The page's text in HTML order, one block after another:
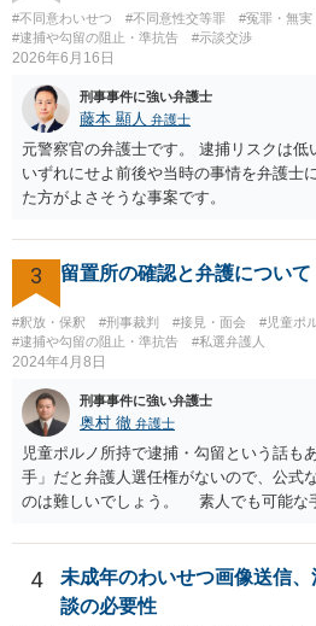
は条文だけ見ると重い罪なので。 ただ鑑
ないと思いますし、相談者の方の素行が
ば、不処分で終わりになる可能性が高い
送は暴力団関係者でもないとまずないと
配というなら、弁護士に依頼して自首す
ません。反省していることが捜査機関や
#不同意わいせつ #不同意性交等罪 #冤罪・無実
#逮捕や勾留の阻止・準抗告
#示談交渉
2026年6月16日
刑事事件に強い弁護士
藤本 顯人 弁護士
元警察官の弁護士です。 逮捕リスクは低
いずれにせよ前後や当時の事情を弁護士
た方がよさそうな事案です。
3 留置所の確認と弁護について
#釈放・保釈 #刑事裁判 #接見・面会
#児童ポ
#逮捕や勾留の阻止・準抗告
#私選弁護人
2024年4月8日
刑事事件に強い弁護士
奥村 徹 弁護士
児童ポルノ所持で逮捕・勾留という話も
手」だと弁護人選任権がないので、公式
のは難しいでしょう。 素人でも可能な
してください」みたいな葉書を出してみ
かった所に絞って問い合わせるという方
4
未成年のわいせつ画像送信
談の必要性